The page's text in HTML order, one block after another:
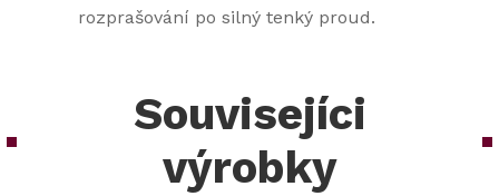
rozprašování po silný tenký proud.
Souvisejíci
výrobky